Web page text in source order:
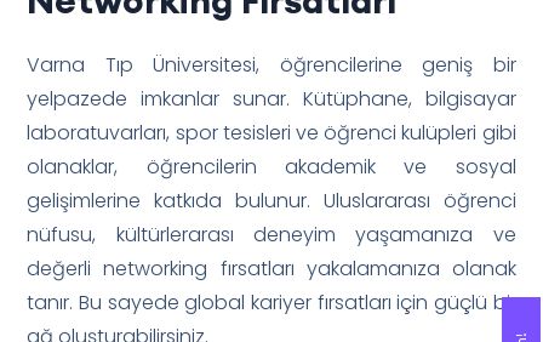
Varna Tıp Üniversitesi, öğrencilerine geniş bir
yelpazede imkanlar sunar. Kütüphane, bilgisayar
laboratuvarları, spor tesisleri ve öğrenci kulüpleri gibi
olanaklar, öğrencilerin akademik ve sosyal
gelişimlerine katkıda bulunur. Uluslararası öğrenci
nüfusu, kültürlerarası deneyim yaşamanıza ve
değerli networking fırsatları yakalamanıza olanak
tanır. Bu sayede global kariyer fırsatları için güçlü bir